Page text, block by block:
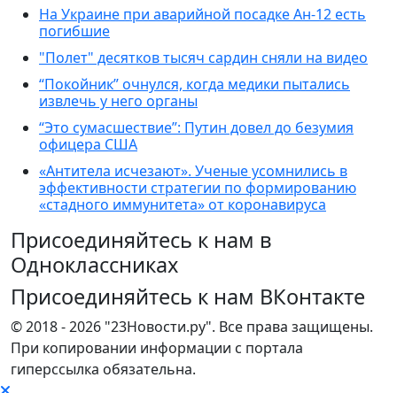
На Украине при аварийной посадке Ан-12 есть
погибшие
"Полет" десятков тысяч сардин сняли на видео
“Покойник” очнулся, когда медики пытались
извлечь у него органы
“Это сумасшествие”: Путин довел до безумия
офицера США
«Антитела исчезают». Ученые усомнились в
эффективности стратегии по формированию
«стадного иммунитета» от коронавируса
Присоединяйтесь к нам в
Одноклассниках
Присоединяйтесь к нам ВКонтакте
© 2018 - 2026 "23Новости.ру". Все права защищены.
При копировании информации с портала
гиперссылка обязательна.